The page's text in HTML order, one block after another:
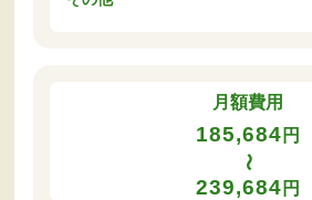
月額費用
185,684 円
〜
239,684 円